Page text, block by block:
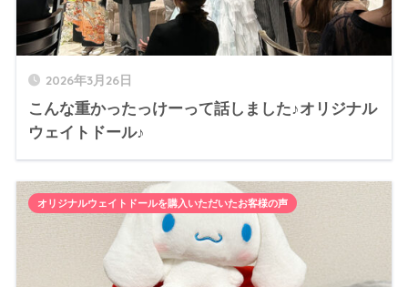
2026年3月26日
こんな重かったっけーって話しました♪オリジナル
ウェイトドール♪
オリジナルウェイトドールを購入いただいたお客様の声